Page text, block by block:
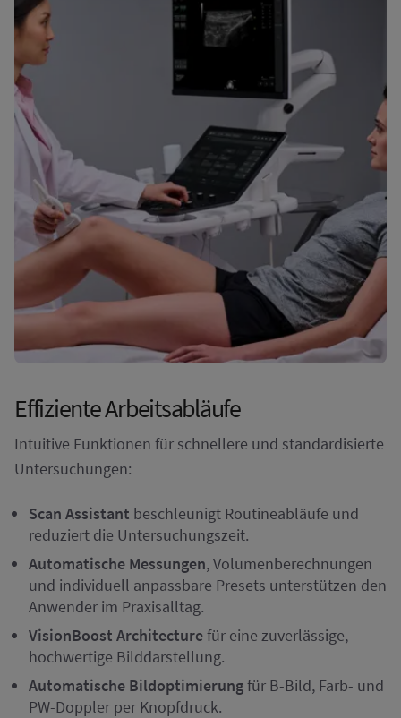
Effiziente Arbeitsabläufe
Intuitive Funktionen für schnellere und standardisierte
Untersuchungen:
Scan Assistant beschleunigt Routineabläufe und
reduziert die Untersuchungszeit.
Automatische Messungen, Volumenberechnungen
und individuell anpassbare Presets unterstützen den
Anwender im Praxisalltag.
VisionBoost Architecturefür eine zuverlässige,
hochwertige Bilddarstellung.
Automatische Bildoptimierungfür B-Bild, Farb- und
PW-Doppler per Knopfdruck.